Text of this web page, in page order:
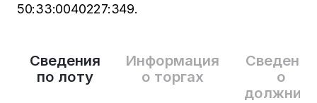
Сведения
по лоту
Информация
о торгах
Сведения
о
50:33:0040227:349.